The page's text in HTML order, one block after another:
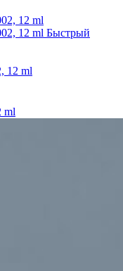
Быстрый
12 ml